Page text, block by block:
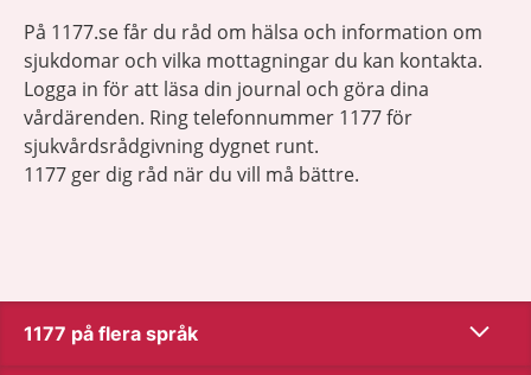
På 1177.se får du råd om hälsa och information om
sjukdomar och vilka mottagningar du kan kontakta.
Logga in för att läsa din journal och göra dina
vårdärenden. Ring telefonnummer 1177 för
sjukvårdsrådgivning dygnet runt.
1177 ger dig råd när du vill må bättre.
1177 på flera språk Visa